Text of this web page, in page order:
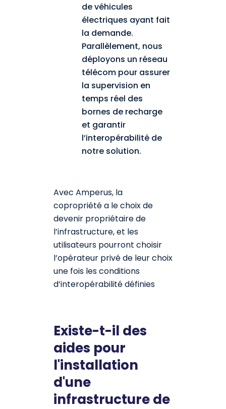
de véhicules
électriques ayant fait
la demande.
Parallèlement, nous
déployons un réseau
télécom pour assurer
la supervision en
temps réel des
bornes de recharge
et garantir
l’interopérabilité de
notre solution.
Avec Amperus, la
copropriété a le choix de
devenir propriétaire de
l’infrastructure, et les
utilisateurs pourront choisir
l’opérateur privé de leur choix
une fois les conditions
d’interopérabilité définies
Existe-t-il des
aides pour
l'installation
d'une
infrastructure de